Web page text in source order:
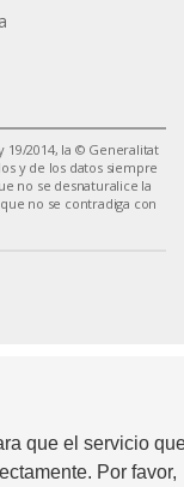
19/2014, la © Generalitat
y de los datos siempre
no se desnaturalice la
no se contradiga con
que el servicio
Por favor,